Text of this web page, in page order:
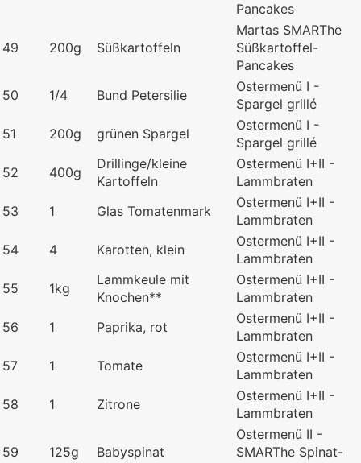
Pancakes
49 200g Süßkartoffeln
Martas SMARThe
Süßkartoffel-
Pancakes
50
1/4 Bund Petersilie
Ostermenü I -
Spargel grillé
51
200g grünen Spargel
Ostermenü I -
Spargel grillé
52
400g
Drillinge/kleine
Kartoffeln
Ostermenü I+II -
Lammbraten
53
1 Glas Tomatenmark
Ostermenü I+II -
Lammbraten
54
4 Karotten, klein
Ostermenü I+II -
Lammbraten
55
1kg
Lammkeule mit
Knochen**
Ostermenü I+II -
Lammbraten
56
1 Paprika, rot
Ostermenü I+II -
Lammbraten
57
1 Tomate
Ostermenü I+II -
Lammbraten
58
1 Zitrone
Ostermenü I+II -
Lammbraten
59 125g Babyspinat
Ostermenü II -
SMARThe Spinat-